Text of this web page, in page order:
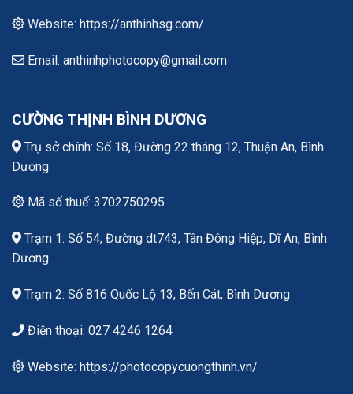
Website: https://anthinhsg.com/
Email: anthinhphotocopy@gmail.com
CƯỜNG THỊNH BÌNH DƯƠNG
Trụ sở chính: Số 18, Đường 22 tháng 12, Thuận An, Bình
Dương
Mã số thuế: 3702750295
Trạm 1: Số 54, Đường dt743, Tân Đông Hiệp, Dĩ An, Bình
Dương
Trạm 2: Số 816 Quốc Lộ 13, Bến Cát, Bình Dương
Điện thoại: 027 4246 1264
Website: https://photocopycuongthinh.vn/